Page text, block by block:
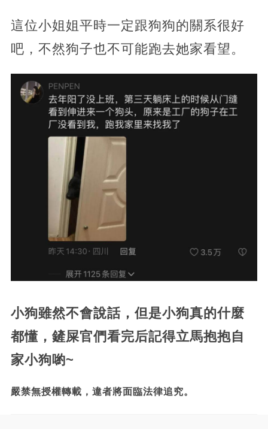
這位小姐姐平時一定跟狗狗的關系很好
吧，不然狗子也不可能跑去她家看望。
小狗雖然不會說話，但是小狗真的什麼
都懂，鏟屎官們看完后記得立馬抱抱自
家小狗喲~
嚴禁無授權轉載，違者將面臨法律追究。